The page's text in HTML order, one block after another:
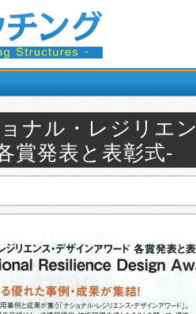
ナル・レジリエ
賞発表と表彰式-